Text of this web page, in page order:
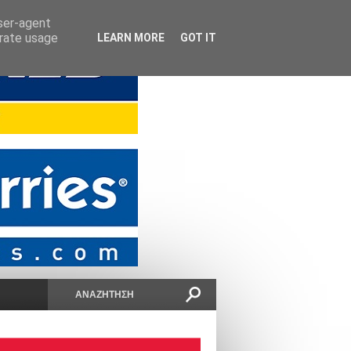
agent
usage
LEARN MORE GOT IT